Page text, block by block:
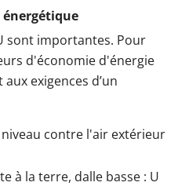
énergétique
sont importantes. Pour
d'économie d'énergie
exigences d’un
contre l'air extérieur
à la terre, dalle basse : U